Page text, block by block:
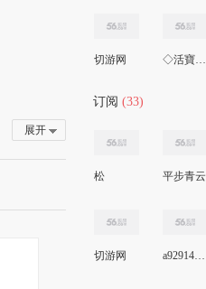
展开
切游网 ◇活寶.o○
订阅 (33)
松 平步青云
切游网 a9291431611111